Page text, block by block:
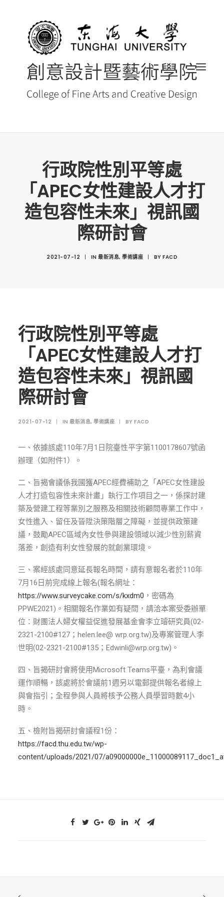
最新消息 NEWS
創藝院簡介
系所導覽
創意科技與藝術跨域學分學程
招生資訊
高中生專區
境外生專區 PROSPECTIVE STUDENTS
聯絡我們 CONTACT
ENGLISH
搜尋
行政院性別平等處
「APEC女性建設人才打
造包容性未來」視訊國
際研討會
2021-07-12 | IN 最新消息, 學術講座 | BY FACD
行政院性別平等處
「APEC女性建設人才打
造包容性未來」視訊國
際研討會
2021-07-12 | IN 最新消息, 學術講座 | BY FACD
一、依據該處110年7月1日院臺性平字第1100178607號函
辦理（如附件1）。
二、旨揭會議係我國獲APEC經費補助之「APEC女性建設
人才打造包容性未來計畫」執行工作項目之一，係探討建
築及營建工程等業別之服務及相關技術顧問專業工作中，
女性進入、留任及晉陞決策階層之障礙，並提供政策建
議，鼓勵APEC區域內女性參與建設領域以減少性別薪資
落差，創造有利女性發展的就創業環境。
三、案經該處同意延長報名時間，請有意報名者於110年
7月16日前完成線上報名(報名網址：
https://www.surveycake.com/s/kxdm0 ，密碼為
PPWE2021)。相關報名作業如有疑問，請洽本案受委辦單
位：財團法人婦女權益促進發展基金會李立璿研究員(02-
2321-2100#127；helen.lee@ wrp.org.tw)及專案管理人李
世明(02-2321-2100#135；Edwinli@wrp.org.tw)。
四、旨揭研討會將使用Microsoft Teams平臺，為利會議
運作順暢，該處將於會議前1週另以電郵提供報名者線上
與會指引；全程參與人員將核予公務人員學習時數4小
時。
五、檢附旨揭研討會議程1份：
https://facd.thu.edu.tw/wp-
content/uploads/2021/07/